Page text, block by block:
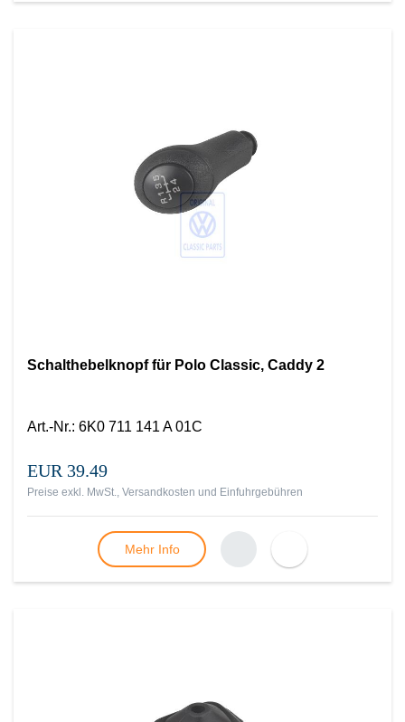
Schalthebelknopf für Polo Classic, Caddy 2
Art.-Nr.: 6K0 711 141 A 01C
EUR 39.49
Preise exkl. MwSt., Versandkosten und Einfuhrgebühren
Mehr Info